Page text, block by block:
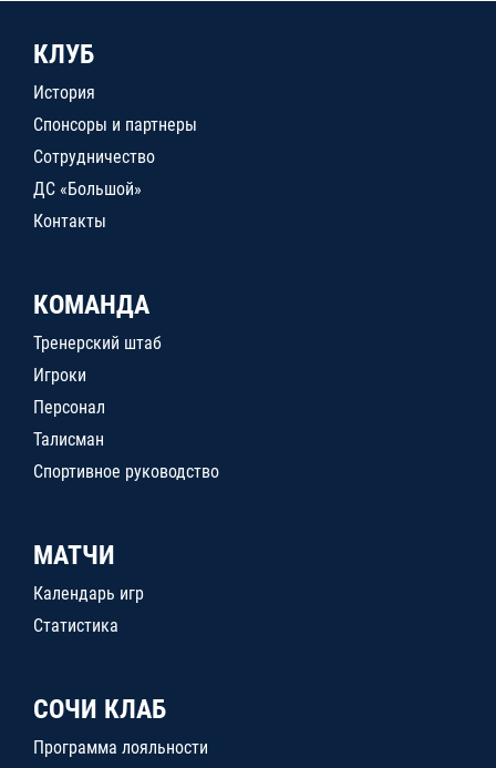
КЛУБ
История
Спонсоры и партнеры
Сотрудничество
ДС «Большой»
Контакты
КОМАНДА
Тренерский штаб
Игроки
Персонал
Талисман
Спортивное руководство
МАТЧИ
Календарь игр
Статистика
СОЧИ КЛАБ
Программа лояльности